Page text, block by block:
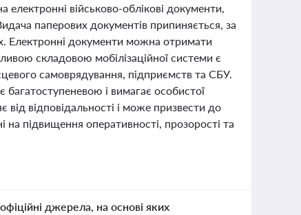
електронні військово-облікові документи,
паперових документів припиняється, за
Електронні документи можна отримати
складовою мобілізаційної системи є
самоврядування, підприємств та СБУ.
багатоступеневою і вимагає особистої
відповідальності і може призвести до
на підвищення оперативності, прозорості та
джерела, на основі яких